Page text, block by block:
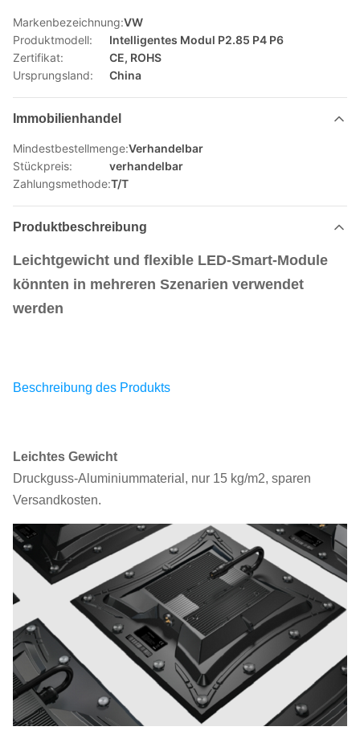
Markenbezeichnung:VW
Produktmodell:
Intelligentes Modul P2.85 P4 P6
Zertifikat:
CE, ROHS
Ursprungsland:
China
Immobilienhandel
Mindestbestellmenge:Verhandelbar
Stückpreis:
verhandelbar
Zahlungsmethode:T/T
Produktbeschreibung
Leichtgewicht und flexible LED-Smart-Module
könnten in mehreren Szenarien verwendet
werden
Beschreibung des Produkts
Leichtes Gewicht
Druckguss-Aluminiummaterial, nur 15 kg/m2, sparen
Versandkosten.